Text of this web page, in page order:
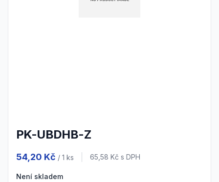
PK-UBDHB-Z
54,20 Kč / 1 ks Cena s DPH
65,58 Kč s DPH
Není skladem